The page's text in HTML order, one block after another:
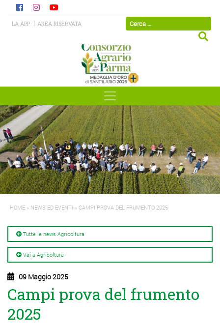
LA APP AREA RISERVATA
HOME » NEWS ED EVENTI » CAMPI PROVA DEL FRUMENTO 2025
Tutte le news Agricoltura
Vai a Agricoltura
09 Maggio 2025
Campi prova del frumento
2025